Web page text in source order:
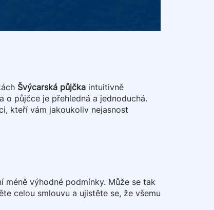
Švýcarská půjčka intuitivně
o půjčce je přehledná a jednoduchá.
kteří vám jakoukoliv nejasnost
výhodné podmínky. Může se tak
celou smlouvu a ujistěte se, že všemu